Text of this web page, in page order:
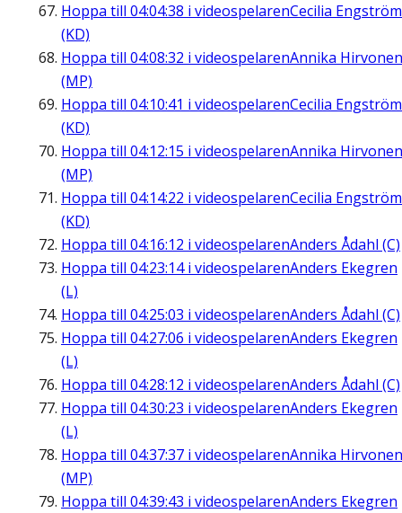
Hoppa till 04:04:38 i videospelarenCecilia Engström
(KD)
Hoppa till 04:08:32 i videospelarenAnnika Hirvonen
(MP)
Hoppa till 04:10:41 i videospelarenCecilia Engström
(KD)
Hoppa till 04:12:15 i videospelarenAnnika Hirvonen
(MP)
Hoppa till 04:14:22 i videospelarenCecilia Engström
(KD)
Hoppa till 04:16:12 i videospelarenAnders Ådahl (C)
Hoppa till 04:23:14i videospelarenAnders Ekegren
(L)
Hoppa till 04:25:03 i videospelarenAnders Ådahl (C)
Hoppa till 04:27:06 i videospelarenAnders Ekegren
(L)
Hoppa till 04:28:12 i videospelarenAnders Ådahl (C)
Hoppa till 04:30:23 i videospelarenAnders Ekegren
(L)
Hoppa till 04:37:37 i videospelarenAnnika Hirvonen
(MP)
Hoppa till 04:39:43 i videospelarenAnders Ekegren